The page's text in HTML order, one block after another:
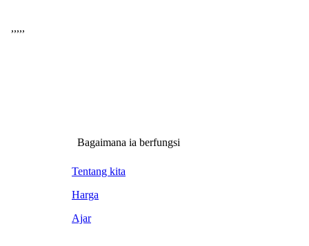
,,,,,
Bagaimana ia berfungsi
Tentang kita
Harga
Ajar